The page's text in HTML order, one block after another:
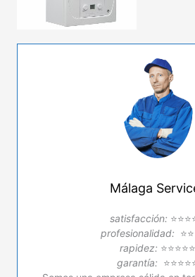
Málaga
satisfacción:
profesionalidad:
rapidez: ⭐⭐⭐⭐⭐
garantía: